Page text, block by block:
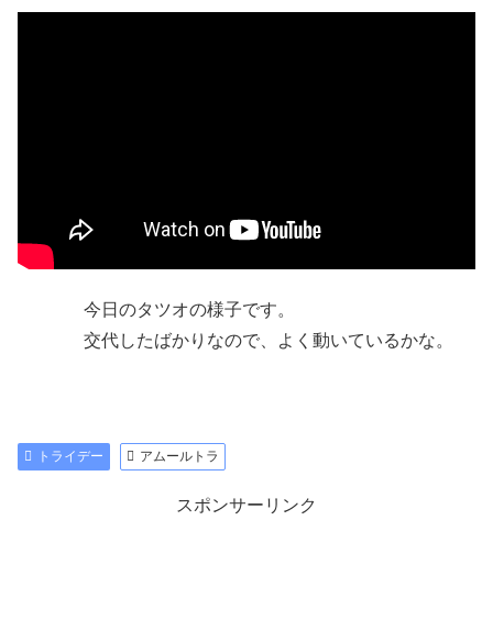
今日のタツオの様子です。
交代したばかりなので、よく動いているかな。
トライデー アムールトラ
スポンサーリンク